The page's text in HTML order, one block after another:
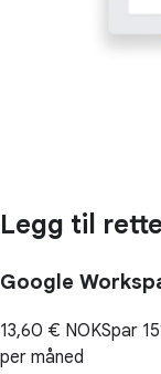
Legg til
Google
13,60 € NOKSpar
per måned